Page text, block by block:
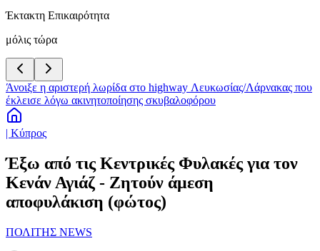
Έκτακτη Επικαιρότητα
μόλις τώρα
Άνοιξε η αριστερή λωρίδα στο highway Λευκωσίας/Λάρνακας που
έκλεισε λόγω ακινητοποίησης σκυβαλοφόρου
| Κύπρος
Έξω από τις Κεντρικές Φυλακές για τον
Κενάν Αγιάζ - Ζητούν άμεση
αποφυλάκιση (φώτος)
ΠΟΛΙΤΗΣ NEWS